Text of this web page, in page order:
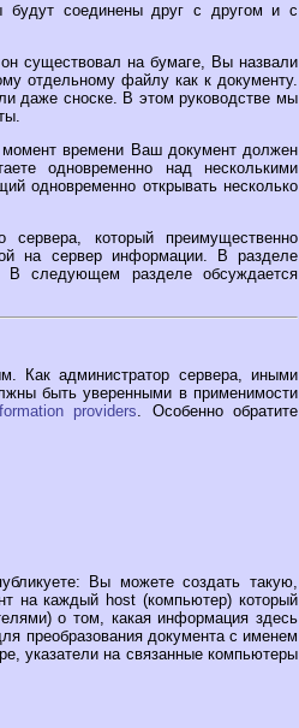
будут соединены друг с другом и с
существовал на бумаге, Вы назвали
отдельному файлу как к документу.
даже сноске. В этом руководстве мы
времени Ваш документ должен
одновременно над несколькими
одновременно открывать несколько
который преимущественно
на сервер информации. В разделе
следующем разделе обсуждается
Как администратор сервера, иными
быть уверенными в применимости
providers . Особенно обратите
Вы можете создать такую,
на каждый host (компьютер) который
о том, какая информация здесь
преобразования документа с именем
указатели на связанные компьютеры